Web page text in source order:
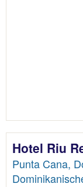
Hotel Riu
Punta Cana,